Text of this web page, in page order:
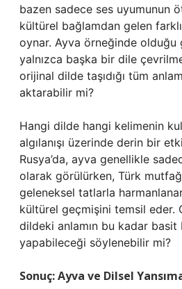
bazen sadece ses uyumunun
kültürel bağlamdan gelen
oynar. Ayva örneğinde olduğu
yalnızca başka bir dile
orijinal dilde taşıdığı tüm
aktarabilir mi?
Hangi dilde hangi kelimenin
algılanışı üzerinde derin bir
Rusya’da, ayva genellikle
olarak görülürken, Türk
geleneksel tatlarla
kültürel geçmişini temsil eder.
dildeki anlamın bu kadar
yapabileceği söylenebilir mi?
Sonuç: Ayva ve Dilsel